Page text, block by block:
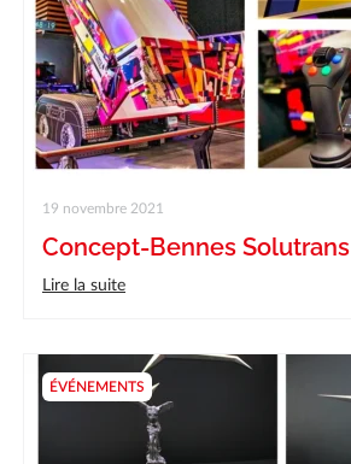
19 novembre 2021
Concept-Bennes Solutrans
Lire la suite
ÉVÉNEMENTS